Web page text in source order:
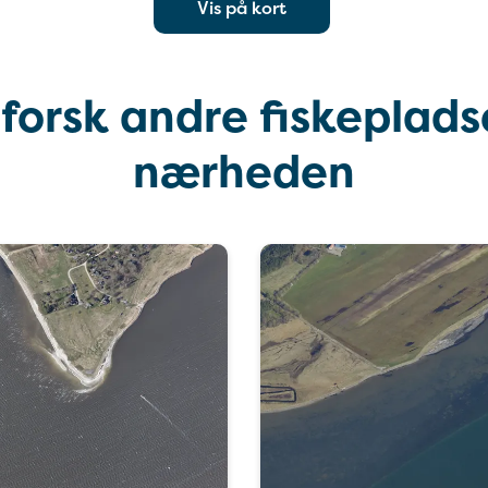
Vis på kort
andre
nærheden